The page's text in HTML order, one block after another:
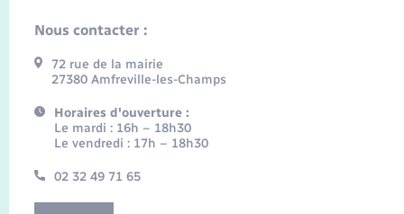
Nous contacter :
72 rue de la mairie
27380 Amfreville-les-Champs
Horaires d'ouverture :
Le mardi : 16h – 18h30
Le vendredi : 17h – 18h30
02 32 49 71 65